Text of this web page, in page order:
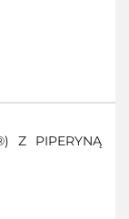
Z PIPERYNĄ